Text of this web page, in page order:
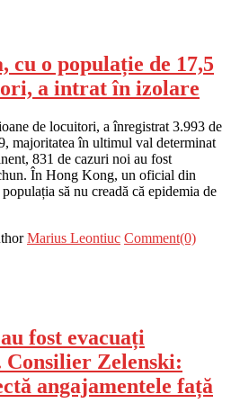
cu o populație de 17,5
a intrat în izolare
de locuitori, a înregistrat 3.993 de
majoritatea în ultimul val determinat
831 de cazuri noi au fost
În Hong Kong, un oficial din
să nu creadă că epidemia de
Marius Leontiuc Comment(0)
fost evacuați
Consilier Zelenski:
angajamentele față